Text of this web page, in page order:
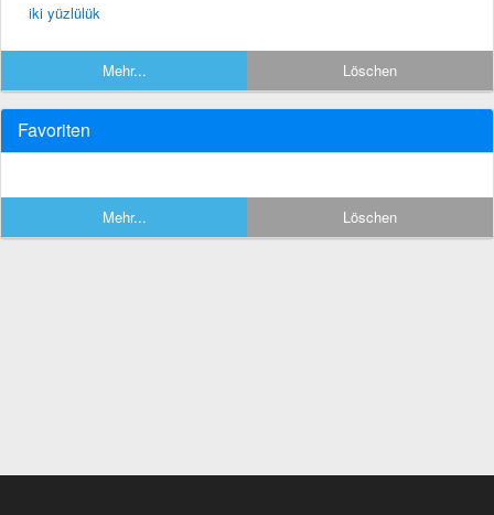
iki yüzlülük
Mehr... Löschen
Favoriten
Mehr... Löschen